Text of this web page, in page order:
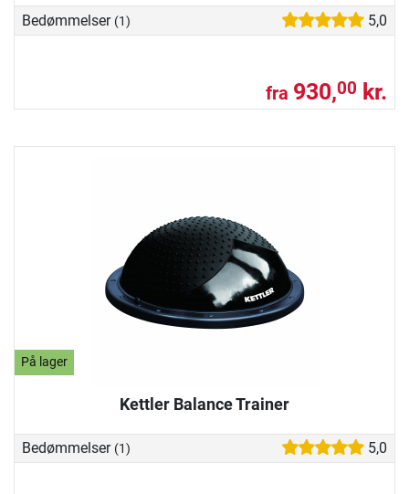
Bedømmelser (1) 5,0
fra 930,00 kr.
På lager
Kettler Balance Trainer
Bedømmelser (1) 5,0